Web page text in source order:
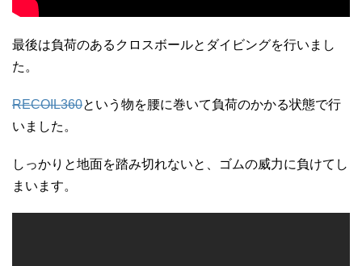
最後は負荷のあるクロスボールとダイビングを行いまし
た。
RECOIL360という物を腰に巻いて負荷のかかる状態で行
いました。
しっかりと地面を踏み切れないと、ゴムの威力に負けてし
まいます。